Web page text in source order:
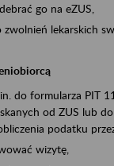
go na eZUS,
zwolnień lekarskich
do formularza PIT
od ZUS lub
podatku
wizytę,